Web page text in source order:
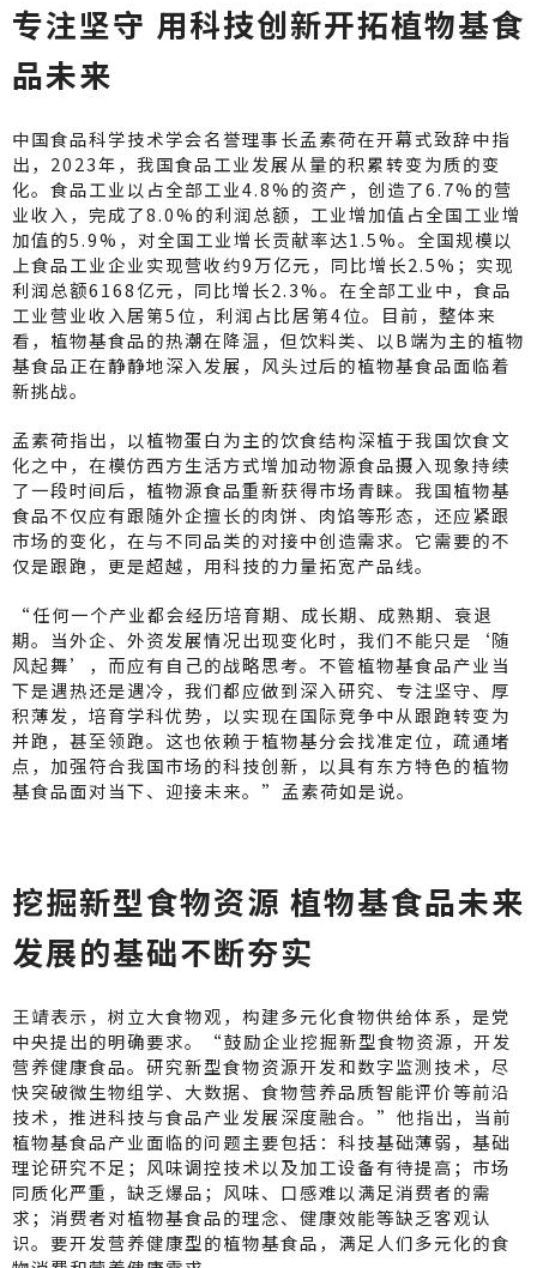
专注坚守 用科技创新开拓植物基食
品未来
中国食品科学技术学会名誉理事长孟素荷在开幕式致辞中指
出，2023年，我国食品工业发展从量的积累转变为质的变
化。食品工业以占全部工业4.8%的资产，创造了6.7%的营
业收入，完成了8.0%的利润总额，工业增加值占全国工业增
加值的5.9%，对全国工业增长贡献率达1.5%。全国规模以
上食品工业企业实现营收约9万亿元，同比增长2.5%；实现
利润总额6168亿元，同比增长2.3%。在全部工业中，食品
工业营业收入居第5位，利润占比居第4位。目前，整体来
看，植物基食品的热潮在降温，但饮料类、以B端为主的植物
基食品正在静静地深入发展，风头过后的植物基食品面临着
新挑战。
孟素荷指出，以植物蛋白为主的饮食结构深植于我国饮食文
化之中，在模仿西方生活方式增加动物源食品摄入现象持续
了一段时间后，植物源食品重新获得市场青睐。我国植物基
食品不仅应有跟随外企擅长的肉饼、肉馅等形态，还应紧跟
市场的变化，在与不同品类的对接中创造需求。它需要的不
仅是跟跑，更是超越，用科技的力量拓宽产品线。
“任何一个产业都会经历培育期、成长期、成熟期、衰退
期。当外企、外资发展情况出现变化时，我们不能只是‘随
风起舞’，而应有自己的战略思考。不管植物基食品产业当
下是遇热还是遇冷，我们都应做到深入研究、专注坚守、厚
积薄发，培育学科优势，以实现在国际竞争中从跟跑转变为
并跑，甚至领跑。这也依赖于植物基分会找准定位，疏通堵
点，加强符合我国市场的科技创新，以具有东方特色的植物
基食品面对当下、迎接未来。”孟素荷如是说。
挖掘新型食物资源 植物基食品未来
发展的基础不断夯实
王靖表示，树立大食物观，构建多元化食物供给体系，是党
中央提出的明确要求。“鼓励企业挖掘新型食物资源，开发
营养健康食品。研究新型食物资源开发和数字监测技术，尽
快突破微生物组学、大数据、食物营养品质智能评价等前沿
技术，推进科技与食品产业发展深度融合。”他指出，当前
植物基食品产业面临的问题主要包括：科技基础薄弱，基础
理论研究不足；风味调控技术以及加工设备有待提高；市场
同质化严重，缺乏爆品；风味、口感难以满足消费者的需
求；消费者对植物基食品的理念、健康效能等缺乏客观认
识。要开发营养健康型的植物基食品，满足人们多元化的食